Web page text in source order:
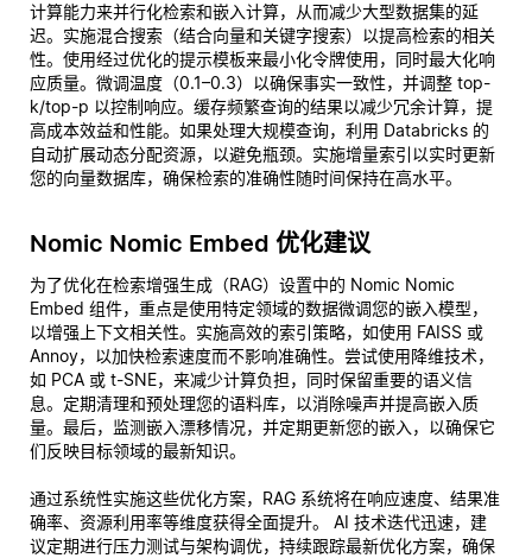
计算能力来并行化检索和嵌入计算，从而减少大型数据集的延
迟。实施混合搜索（结合向量和关键字搜索）以提高检索的相关
性。使用经过优化的提示模板来最小化令牌使用，同时最大化响
应质量。微调温度（0.1–0.3）以确保事实一致性，并调整 top-
k/top-p 以控制响应。缓存频繁查询的结果以减少冗余计算，提
高成本效益和性能。如果处理大规模查询，利用 Databricks 的
自动扩展动态分配资源，以避免瓶颈。实施增量索引以实时更新
您的向量数据库，确保检索的准确性随时间保持在高水平。
Nomic Nomic Embed 优化建议
为了优化在检索增强生成（RAG）设置中的 Nomic Nomic
Embed 组件，重点是使用特定领域的数据微调您的嵌入模型，
以增强上下文相关性。实施高效的索引策略，如使用 FAISS 或
Annoy，以加快检索速度而不影响准确性。尝试使用降维技术，
如 PCA 或 t-SNE，来减少计算负担，同时保留重要的语义信
息。定期清理和预处理您的语料库，以消除噪声并提高嵌入质
量。最后，监测嵌入漂移情况，并定期更新您的嵌入，以确保它
们反映目标领域的最新知识。
通过系统性实施这些优化方案，RAG 系统将在响应速度、结果准
确率、资源利用率等维度获得全面提升。 AI 技术迭代迅速，建
议定期进行压力测试与架构调优，持续跟踪最新优化方案，确保